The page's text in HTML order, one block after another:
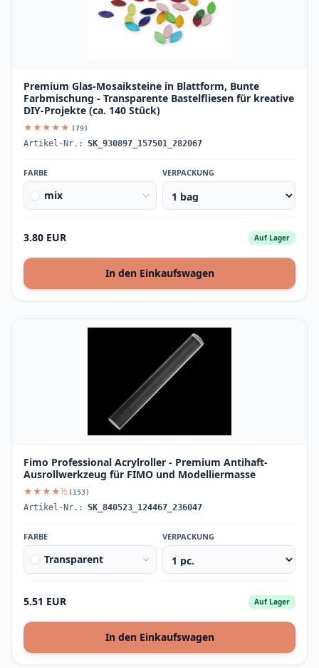
Premium Glas-Mosaiksteine in Blattform, Bunte
Farbmischung - Transparente Bastelfliesen für kreative
DIY-Projekte (ca. 140 Stück)
★★★★★ (79)
Artikel-Nr.: SK_930897_157501_282067
FARBE
mix
VERPACKUNG
3.80 EUR Auf Lager
In den Einkaufswagen
Fimo Professional Acrylroller - Premium Antihaft-
Ausrollwerkzeug für FIMO und Modelliermasse
★★★★½ (153)
Artikel-Nr.: SK_840523_124467_236047
FARBE
Transparent
VERPACKUNG
5.51 EUR Auf Lager
In den Einkaufswagen